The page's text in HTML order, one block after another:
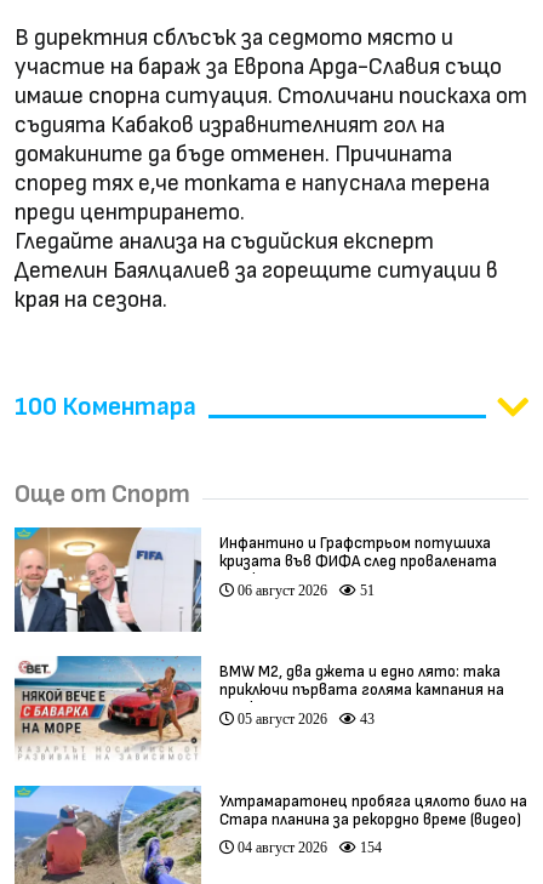
В директния сблъсък за седмото място и
участие на бараж за Европа Арда-Славия също
имаше спорна ситуация. Столичани поискаха от
съдията Кабаков изравнителният гол на
домакините да бъде отменен. Причината
според тях е,че топката е напуснала терена
преди центрирането.
Гледайте анализа на съдийския експерт
Детелин Баялцалиев за горещите ситуации в
края на сезона.
100 Коментара
Още от Спорт
Инфантино и Графстрьом потушиха
кризата във ФИФА след провалената
сделка
06 август 2026 51
BMW М2, два джета и едно лято: така
приключи първата голяма кампания на
BET.bg
05 август 2026 43
Ултрамаратонец пробяга цялото било на
Стара планина за рекордно време (видео)
04 август 2026 154